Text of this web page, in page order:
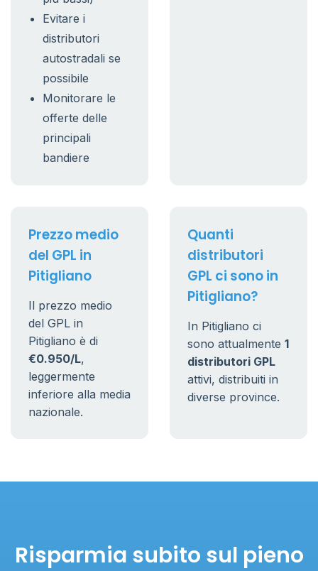
Evitare i
distributori
autostradali se
possibile
Monitorare le
offerte delle
principali
bandiere
Prezzo medio
del GPL in
Pitigliano
Il prezzo medio
del GPL in
Pitigliano è di
€0.950/L,
leggermente
inferiore alla media
nazionale.
Quanti
distributori
GPL ci sono in
Pitigliano?
In Pitigliano ci
sono attualmente 1
distributori GPL
attivi, distribuiti in
diverse province.
Risparmia subito sul pieno